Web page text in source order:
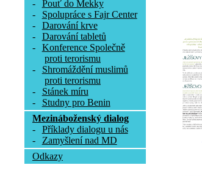
-
Pouť do Mekky
-
Spolupráce s Fajr Center
-
Darování krve
-
Darování tabletů
-
Konference Společně
proti terorismu
-
Shromáždění muslimů
proti terorismu
-
Stánek míru
-
Studny pro Benin
Mezináboženský dialog
-
Příklady dialogu u nás
-
Zamyšlení nad MD
Odkazy